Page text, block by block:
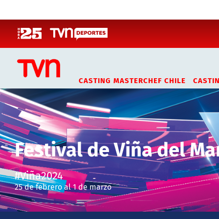
CASTING MASTERCHEF CHILE
Festival de Viña del
#Viña2024
25 de febrero al 1 de marzo